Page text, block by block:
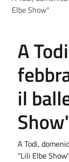
Elbe Show"
A
il
A Todi,
"Lili Elbe Show"